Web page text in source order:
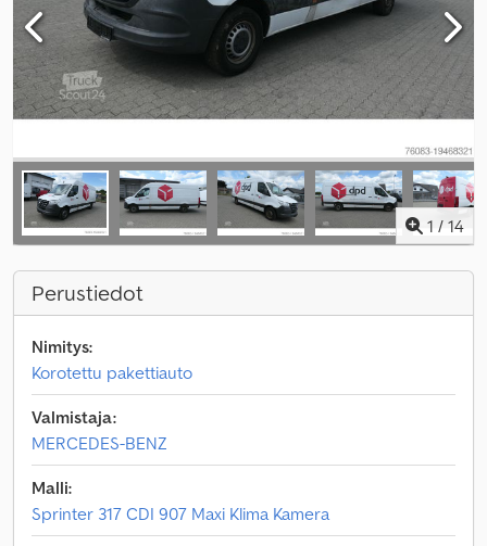
1 / 14
Perustiedot
Nimitys:
Korotettu pakettiauto
Valmistaja:
MERCEDES-BENZ
Malli:
Sprinter 317 CDI 907 Maxi Klima Kamera